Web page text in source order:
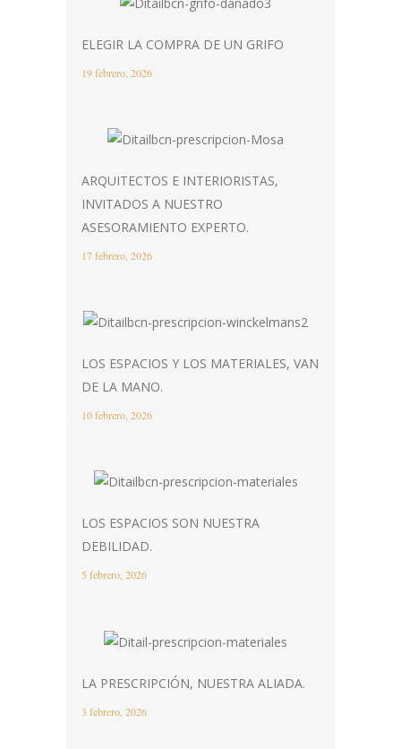
ELEGIR LA COMPRA DE UN GRIFO
19 febrero, 2026
ARQUITECTOS E INTERIORISTAS,
INVITADOS A NUESTRO
ASESORAMIENTO EXPERTO.
17 febrero, 2026
LOS ESPACIOS Y LOS MATERIALES, VAN
DE LA MANO.
10 febrero, 2026
LOS ESPACIOS SON NUESTRA
DEBILIDAD.
5 febrero, 2026
LA PRESCRIPCIÓN, NUESTRA ALIADA.
3 febrero, 2026